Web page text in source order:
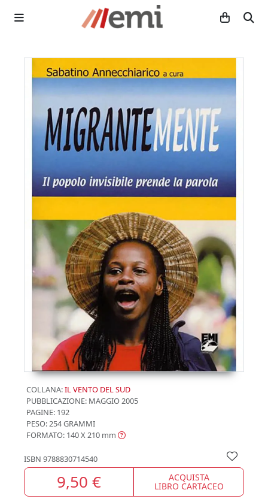
COLLANA:IL VENTO DEL SUD
PUBBLICAZIONE: MAGGIO 2005
PAGINE: 192
PESO: 254 GRAMMI
FORMATO: 140 X 210 mm
ISBN 9788830714540
9,50 € ACQUISTA
LIBRO CARTACEO